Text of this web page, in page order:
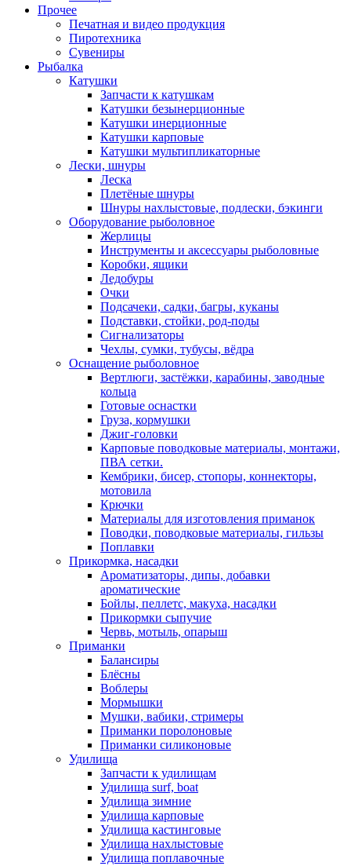
Прочее
Печатная и видео продукция
Пиротехника
Сувениры
Рыбалка
Катушки
Запчасти к катушкам
Катушки безынерционные
Катушки инерционные
Катушки карповые
Катушки мультипликаторные
Лески, шнуры
Леска
Плетёные шнуры
Шнуры нахлыстовые, подлески, бэкинги
Оборудование рыболовное
Жерлицы
Инструменты и аксессуары рыболовные
Коробки, ящики
Ледобуры
Очки
Подсачеки, садки, багры, куканы
Подставки, стойки, род-поды
Сигнализаторы
Чехлы, сумки, тубусы, вёдра
Оснащение рыболовное
Вертлюги, застёжки, карабины, заводные
кольца
Готовые оснастки
Груза, кормушки
Джиг-головки
Карповые поводковые материалы, монтажи,
ПВА сетки.
Кембрики, бисер, стопоры, коннекторы,
мотовила
Крючки
Материалы для изготовления приманок
Поводки, поводковые материалы, гильзы
Поплавки
Прикормка, насадки
Ароматизаторы, дипы, добавки
ароматические
Бойлы, пеллетс, макуха, насадки
Прикормки сыпучие
Червь, мотыль, опарыш
Приманки
Балансиры
Блёсны
Воблеры
Мормышки
Мушки, вабики, стримеры
Приманки поролоновые
Приманки силиконовые
Удилища
Запчасти к удилищам
Удилища surf, boat
Удилища зимние
Удилища карповые
Удилища кастинговые
Удилища нахлыстовые
Удилища поплавочные